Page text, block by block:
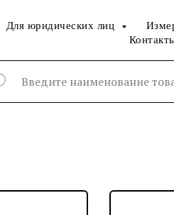
Для юридических лиц